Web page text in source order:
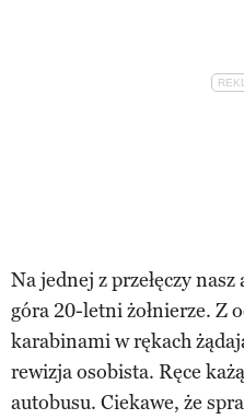
Na jednej z przełęczy
góra 20-letni żołnierze. Z
karabinami w rękach
rewizja osobista. Ręce
autobusu. Ciekawe, że